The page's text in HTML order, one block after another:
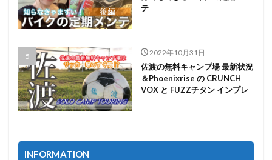
テ
2022年10月31日
佐渡の無料キャンプ場 最新状況
＆Phoenixrise の CRUNCH
VOX と FUZZチタン インプレ
INFORMATION